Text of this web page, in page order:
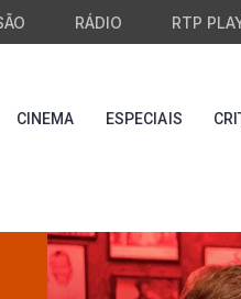
RÁDIO RTP
CINEMA ESPECIAIS